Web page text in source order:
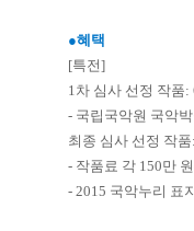
●혜택
[특전]
1차 심사 선정 작품:
- 국립국악원 국악
최종 심사 선정 작
- 작품료 각 150만
- 2015 국악누리 표